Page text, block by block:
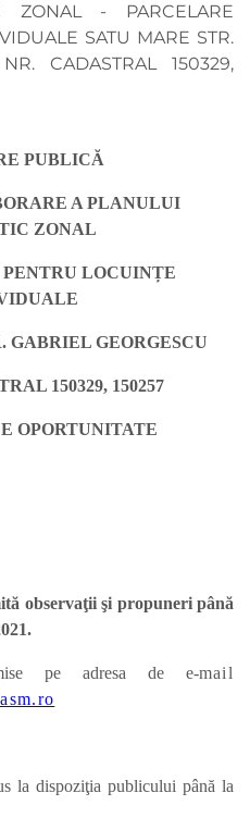
ZONAL - PARCELARE
SATU MARE STR.
CADASTRAL 150329,
PUBLICĂ
A PLANULUI
ZONAL
LOCUINȚE
GABRIEL GEORGESCU
150329, 150257
OPORTUNITATE
observaţii şi propuneri până
pe adresa de e-mail
la dispoziţia publicului până la